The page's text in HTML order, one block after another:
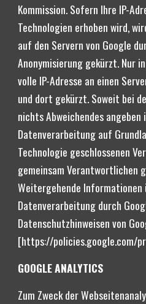
Kommission. Sofern Ihre IP-
Technologien erhoben wird,
auf den Servern von Google
Anonymisierung gekürzt. Nur
volle IP-Adresse an einen
und dort gekürzt. Soweit bei
nichts Abweichendes
Datenverarbeitung auf
Technologie geschlossenen
gemeinsam Verantwortlichen
Weitergehende Informationen
Datenverarbeitung durch
Datenschutzhinweisen von
[https://policies.google.com/
GOOGLE ANALYTICS
Zum Zweck der